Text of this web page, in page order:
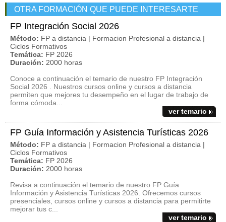
OTRA FORMACIÓN QUE PUEDE INTERESARTE
FP Integración Social 2026
Método: FP a distancia | Formacion Profesional a distancia |
Ciclos Formativos
Temática: FP 2026
Duración: 2000 horas
Conoce a continuación el temario de nuestro FP Integración
Social 2026 . Nuestros cursos online y cursos a distancia
permiten que mejores tu desempeño en el lugar de trabajo de
forma cómoda...
ver temario
FP Guía Información y Asistencia Turísticas 2026
Método: FP a distancia | Formacion Profesional a distancia |
Ciclos Formativos
Temática: FP 2026
Duración: 2000 horas
Revisa a continuación el temario de nuestro FP Guía
Información y Asistencia Turísticas 2026. Ofrecemos cursos
presenciales, cursos online y cursos a distancia para permitirte
mejorar tus c...
ver temario